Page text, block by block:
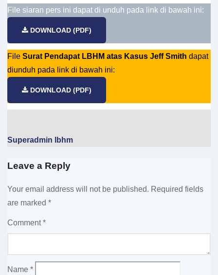
File siaran pers ini dapat di unduh pada link di bawah ini:
DOWNLOAD (PDF)
File Surat Pendapat LBHM atas Kasus Jeff Smith dapat
diunduh pada link di bawah ini:
DOWNLOAD (PDF)
Superadmin lbhm
Leave a Reply
Your email address will not be published. Required fields
are marked *
Comment*
Name *